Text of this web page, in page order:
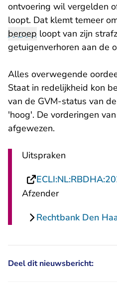
ontvoering wil vergelden
loopt. Dat klemt temeer
beroep loopt van zijn
getuigenverhoren aan de
Alles overwegende
Staat in redelijkheid kon
van de GVM-status van
'hoog'. De vorderingen
afgewezen.
Uitspraken
Afzender
Rechtbank Den
Deel dit nieuwsbericht: